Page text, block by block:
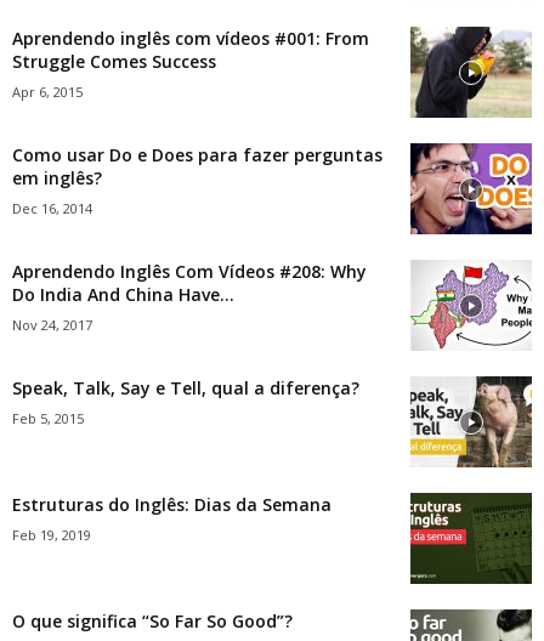
Aprendendo inglês com vídeos #001: From
Struggle Comes Success
Apr 6, 2015
Como usar Do e Does para fazer perguntas
em inglês?
Dec 16, 2014
Aprendendo Inglês Com Vídeos #208: Why
Do India And China Have...
Nov 24, 2017
Speak, Talk, Say e Tell, qual a diferença?
Feb 5, 2015
Estruturas do Inglês: Dias da Semana
Feb 19, 2019
O que significa “So Far So Good”?